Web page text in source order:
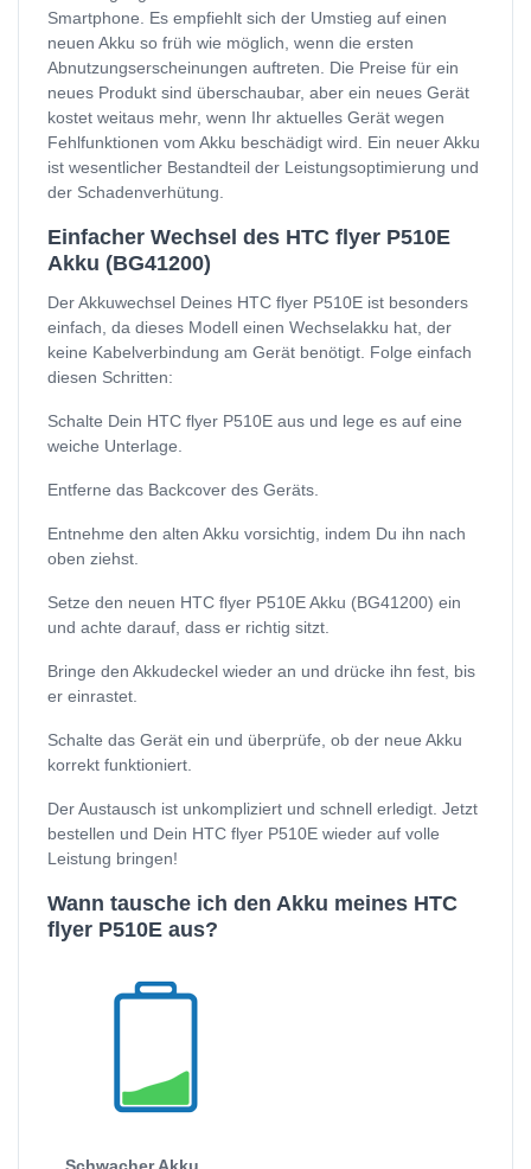
Smartphone. Es empfiehlt sich der Umstieg auf einen
neuen Akku so früh wie möglich, wenn die ersten
Abnutzungserscheinungen auftreten. Die Preise für ein
neues Produkt sind überschaubar, aber ein neues Gerät
kostet weitaus mehr, wenn Ihr aktuelles Gerät wegen
Fehlfunktionen vom Akku beschädigt wird. Ein neuer Akku
ist wesentlicher Bestandteil der Leistungsoptimierung und
der Schadenverhütung.
Einfacher Wechsel des HTC flyer P510E
Akku (BG41200)
Der Akkuwechsel Deines HTC flyer P510E ist besonders
einfach, da dieses Modell einen Wechselakku hat, der
keine Kabelverbindung am Gerät benötigt. Folge einfach
diesen Schritten:
Schalte Dein HTC flyer P510E aus und lege es auf eine
weiche Unterlage.
Entferne das Backcover des Geräts.
Entnehme den alten Akku vorsichtig, indem Du ihn nach
oben ziehst.
Setze den neuen HTC flyer P510E Akku (BG41200) ein
und achte darauf, dass er richtig sitzt.
Bringe den Akkudeckel wieder an und drücke ihn fest, bis
er einrastet.
Schalte das Gerät ein und überprüfe, ob der neue Akku
korrekt funktioniert.
Der Austausch ist unkompliziert und schnell erledigt. Jetzt
bestellen und Dein HTC flyer P510E wieder auf volle
Leistung bringen!
Wann tausche ich den Akku meines HTC
flyer P510E aus?